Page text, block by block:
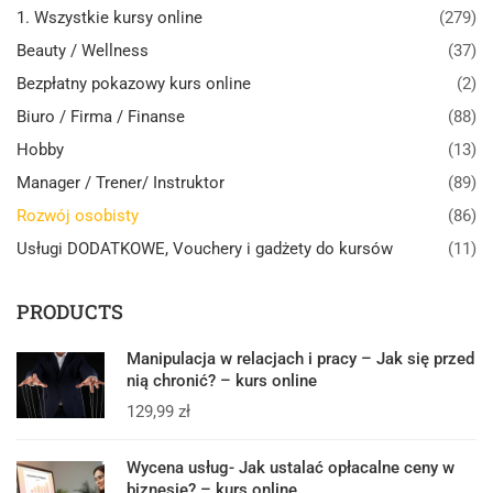
1. Wszystkie kursy online
(279)
Beauty / Wellness
(37)
Bezpłatny pokazowy kurs online
(2)
Biuro / Firma / Finanse
(88)
Hobby
(13)
Manager / Trener/ Instruktor
(89)
Rozwój osobisty
(86)
Usługi DODATKOWE, Vouchery i gadżety do kursów
(11)
PRODUCTS
Manipulacja w relacjach i pracy – Jak się przed
nią chronić? – kurs online
129,99 zł
Wycena usług- Jak ustalać opłacalne ceny w